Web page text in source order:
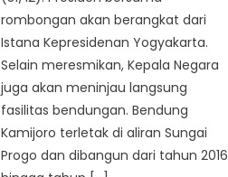
rombongan akan berangkat dari
Istana Kepresidenan Yogyakarta.
Selain meresmikan, Kepala Negara
juga akan meninjau langsung
fasilitas bendungan. Bendung
Kamijoro terletak di aliran Sungai
Progo dan dibangun dari tahun 2016